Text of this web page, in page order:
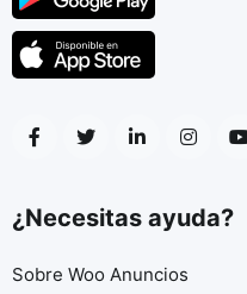
¿Necesitas ayuda?
Sobre Woo Anuncios